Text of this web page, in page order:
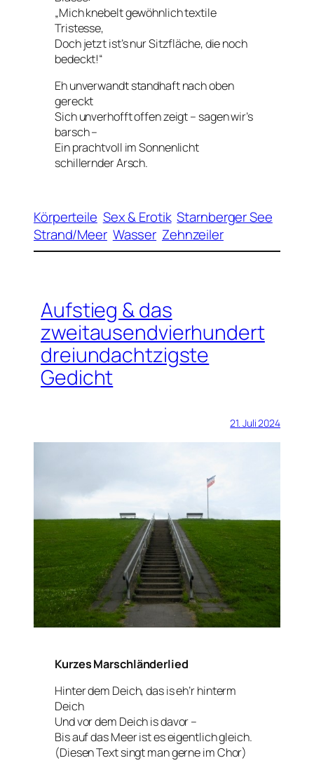
„Mich knebelt gewöhnlich textile
Tristesse,
Doch jetzt ist’s nur Sitzfläche, die noch
bedeckt!“
Eh unverwandt standhaft nach oben
gereckt
Sich unverhofft offen zeigt – sagen wir’s
barsch –
Ein prachtvoll im Sonnenlicht
schillernder Arsch.
Körperteile Sex & Erotik Starnberger See
Strand/Meer Wasser Zehnzeiler
Aufstieg & das
zweitausendvierhundert
dreiundachtzigste
Gedicht
21. Juli 2024
Kurzes Marschländerlied
Hinter dem Deich, das is eh’r hinterm
Deich
Und vor dem Deich is davor –
Bis auf das Meer ist es eigentlich gleich.
(Diesen Text singt man gerne im Chor)